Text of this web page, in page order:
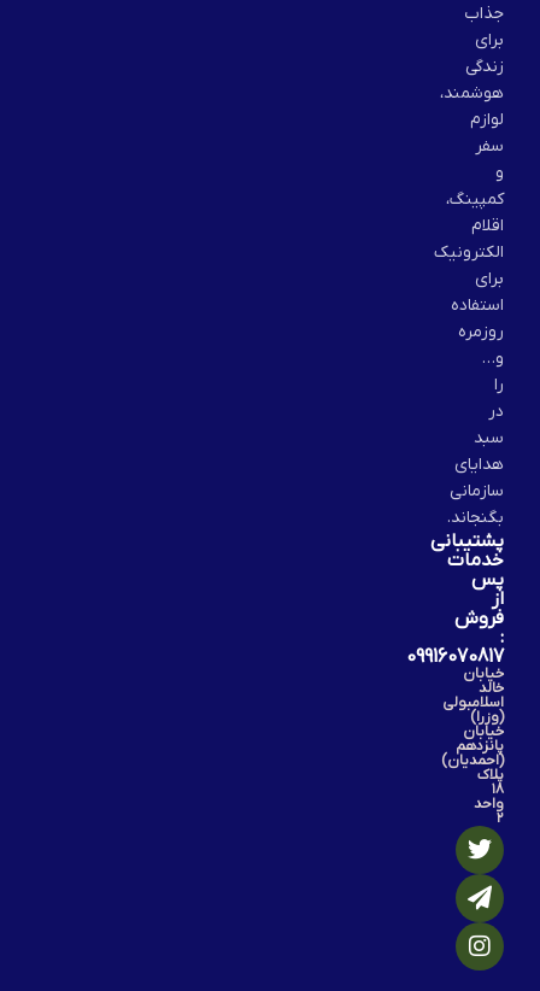
جذاب
برای
زندگی
هوشمند،
لوازم
سفر
و
کمپینگ،
اقلام
الکترونیک
برای
استفاده
روزمره
و…
را
در
سبد
هدایای
سازمانی
بگنجاند.
پشتیبانی
خدمات
پس
از
فروش
:
09916070817
خیابان
خالد
اسلامبولی
(وزرا)
خیابان
پانزدهم
(احمدیان)
پلاک
۱۸
واحد
۲